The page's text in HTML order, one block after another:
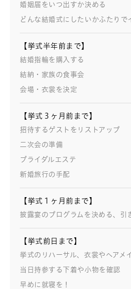
婚姻届をいつ出すか決める
どんな結婚式にしたいかふたりで
【挙式半年前まで】
結婚指輪を購入する
結納・家族の食事会
会場・衣裳を決定
【挙式３ヶ月前まで】
招待するゲストをリストアップ
二次会の準備
ブライダルエステ
新婚旅行の手配
【挙式１ヶ月前まで】
披露宴のプログラムを決める、引
【挙式前日まで】
挙式のリハーサル、衣裳やヘアメ
当日持参する下着や小物を確認
早めに就寝を！